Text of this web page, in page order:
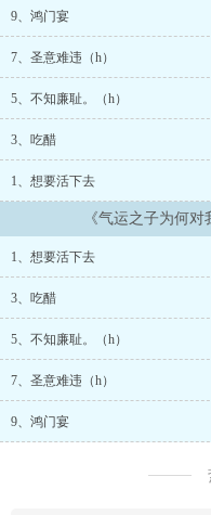
象。第一个世界：恨她入骨
1vn，快穿女主陈郁，脑袋
主全员气运之子，长相能力
后被原攻受夹心的剧情，慎
每个人都视对方为小三。可
看到您不喜欢的地方请迅速
www...
9、鸿门宴
7、圣意难违（h）
5、不知廉耻。（h）
3、吃醋
1、想要活下去
《气运之子为何
1、想要活下去
3、吃醋
5、不知廉耻。（h）
7、圣意难违（h）
9、鸿门宴